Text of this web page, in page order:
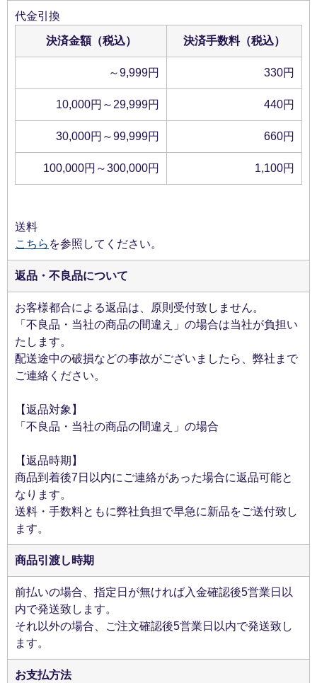
代金引換
決済金額（税込） 決済手数料（税込）
～9,999円 330円
10,000円～29,999円 440円
30,000円～99,999円 660円
100,000円～300,000円 1,100円
送料
こちら を参照してください。
返品・不良品について
お客様都合による返品は、原則受付致しません。
「不良品・当社の商品の間違え」の場合は当社が負担い
たします。
配送途中の破損などの事故がございましたら、弊社まで
ご連絡ください。
【返品対象】
「不良品・当社の商品の間違え」の場合
【返品時期】
商品到着後7日以内にご連絡があった場合に返品可能と
なります。
送料・手数料ともに弊社負担で早急に新品をご送付致し
ます。
商品引渡し時期
前払いの場合、指定日が無ければ入金確認後5営業日以
内で発送致します。
それ以外の場合、ご注文確認後5営業日以内で発送致し
ます。
お支払方法